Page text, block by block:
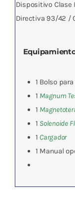
Dispositivo Clase
Directiva 93/42 /
1 Bolso
1 Magnum
1
1 Solenoide
1 Cargador
1 Manual